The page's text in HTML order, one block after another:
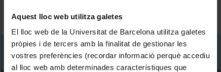
Aquest lloc web utilitza galetes
El lloc web de la Universitat de Barcelona utilitza galetes
pròpies i de tercers amb la finalitat de gestionar les
vostres preferències (recordar informació perquè accediu
al lloc web amb determinades característiques que